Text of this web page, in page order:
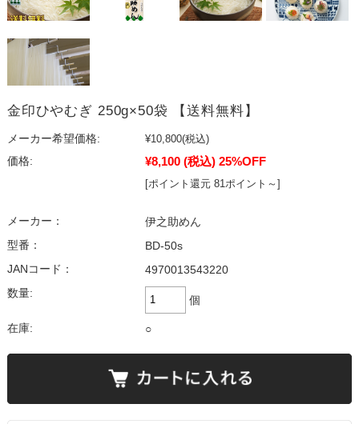
金印ひやむぎ 250g×50袋 【送料無料】
メーカー希望価格: ¥10,800(税込)
価格:
¥8,100 (税込) 25%OFF
[ポイント還元 81ポイント～]
メーカー：
伊之助めん
型番：
BD-50s
JANコード：
4970013543220
数量:
個
在庫: ○